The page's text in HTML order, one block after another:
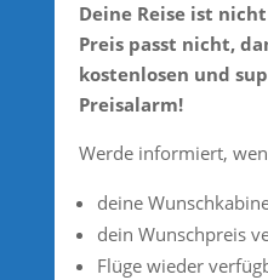
Deine Reise ist
Preis passt nicht,
kostenlosen und
Preisalarm!
Werde informiert,
deine
dein Wunschpreis
Flüge wieder